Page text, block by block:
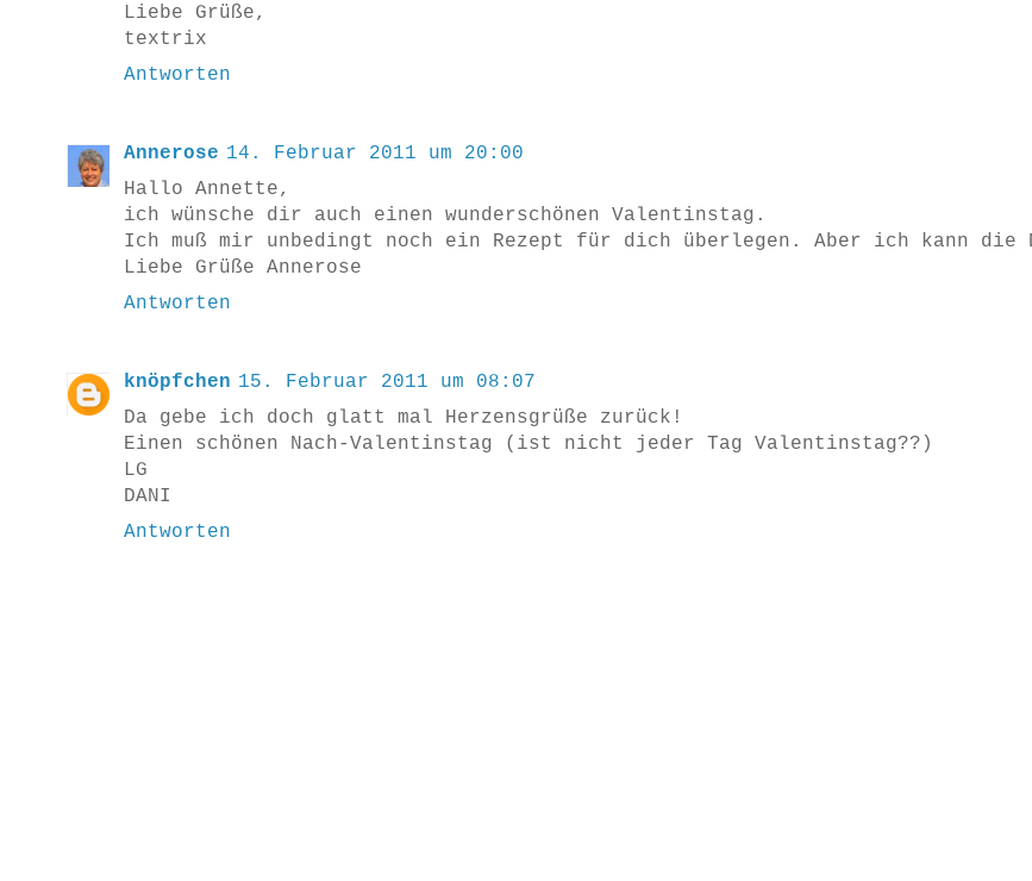
Liebe Grüße,
textrix
Antworten
Annerose 14. Februar 2011 um 20:00
Hallo Annette,
ich wünsche dir auch einen wunderschönen Valentinstag.
Ich muß mir unbedingt noch ein Rezept für dich überlegen. Aber ich kann
Liebe Grüße Annerose
Antworten
knöpfchen 15. Februar 2011 um 08:07
Da gebe ich doch glatt mal Herzensgrüße zurück!
Einen schönen Nach-Valentinstag (ist nicht jeder Tag Valentinstag??)
LG
DANI
Antworten